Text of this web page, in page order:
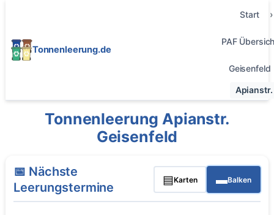
Tonnenleerung.de
Start
PAF
Geisenfeld
Apianstr.
Tonnenleerung Apianstr.
Geisenfeld
📅 Nächste
Leerungstermine
▤Karten ▬Balken